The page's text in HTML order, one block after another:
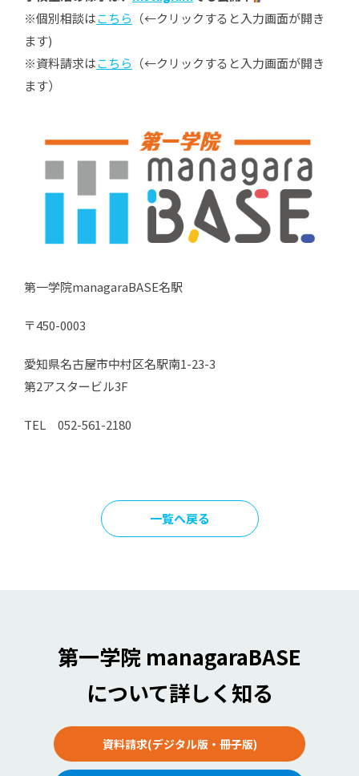
※個別相談はこちら （←クリックすると入力画面が開き
ます)
※資料請求はこちら （←クリックすると入力画面が開き
ます）
第一学院managaraBASE名駅
〒450-0003
愛知県名古屋市中村区名駅南1-23-3
第2アスタービル3F
TEL 052-561-2180
一覧へ戻る
第一学院 managaraBASE
について詳しく知る
資料請求(デジタル版・冊子版)